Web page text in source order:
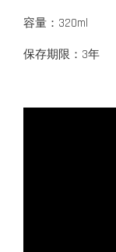
容量：320ml
保存期限：3年